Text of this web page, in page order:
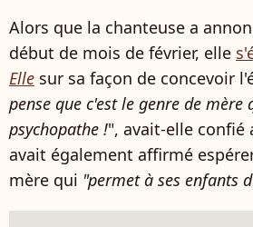
Alors que la chanteuse a
début de mois de février, elle
Elle sur sa façon de concevoir
pense que c'est le genre de mère
psychopathe !", avait-elle confié
avait également affirmé
mère qui "permet à ses enfants